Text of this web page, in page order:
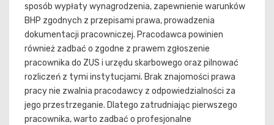
sposób wypłaty wynagrodzenia, zapewnienie warunków
BHP zgodnych z przepisami prawa, prowadzenia
dokumentacji pracowniczej. Pracodawca powinien
również zadbać o zgodne z prawem zgłoszenie
pracownika do ZUS i urzędu skarbowego oraz pilnować
rozliczeń z tymi instytucjami. Brak znajomości prawa
pracy nie zwalnia pracodawcy z odpowiedzialności za
jego przestrzeganie. Dlatego zatrudniając pierwszego
pracownika, warto zadbać o profesjonalne